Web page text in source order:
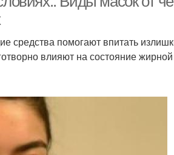
средства помогают впитать
влияют на состояние